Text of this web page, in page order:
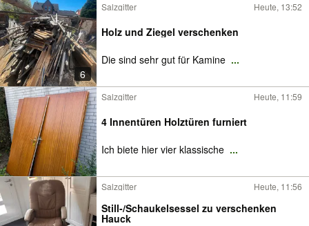
6
Salzgitter Heute, 13:52
Holz und Ziegel verschenken
Die sind sehr gut für Kamine ...
Salzgitter Heute, 11:59
4 Innentüren Holztüren furniert
Ich biete hier vier klassische ...
Salzgitter Heute, 11:56
Still-/Schaukelsessel zu verschenken
Hauck